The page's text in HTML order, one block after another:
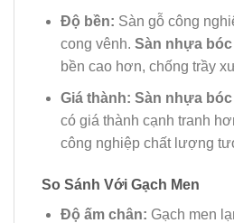
Độ bền: Sàn gỗ công
cong vênh. Sàn nhựa bóc
bền cao hơn, chống trầy
Giá thành: Sàn nhựa bóc
có giá thành cạnh tranh
công nghiệp chất lượng
So Sánh Với Gạch Men
Độ ấm chân: Gạch men